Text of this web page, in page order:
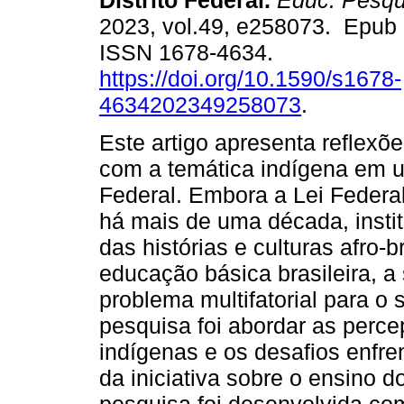
2023, vol.49, e258073. Epub
ISSN 1678-4634.
https://doi.org/10.1590/s1678-
4634202349258073.
Este artigo apresenta
com a temática indígena em
Federal. Embora a Lei
há mais de uma década,
das histórias e culturas afro-
educação básica brasileira,
problema multifatorial para o
pesquisa foi abordar as
indígenas e os desafios
da iniciativa sobre o ensino